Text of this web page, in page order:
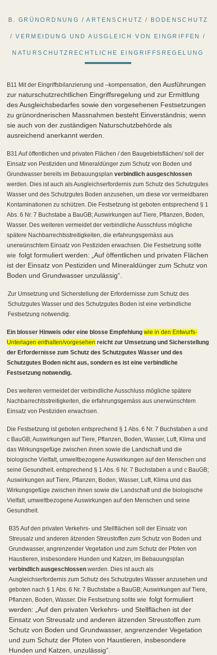
B. GRÜNORDNUNG / ARTENSCHUTZ / BODENSCHUTZ
/ VERMEIDUNG UND AUSGLEICH VON EINGRIFFEN /
NATURSCHUTZRECHTLICHE EINGRIFFSREGELUNG
B11 Mit der Eingriffsbilanzierung und –kompensation
, den Ausführungen
zur naturschutzrechtlichen Eingriffsregelung und zur Ermittlung
des Ausgleichsbedarfes sowie den vorgesehenen Festsetzungen
zu grünordnerischen Massnahmen besteht Einverständnis; wenn
sie auch von der zuständigen Naturschutzbehörde als
ausreichend anerkannt werden.
B31 Auf öffentlichen und privaten Flächen / den Baugebietsflächen/ soll der
Einsatz von Pestiziden und Mineraldünger zum Schutz von Boden und
Grundwasser bereits im Bebauungsplan verbindlich ausgeschlossen
werden. Dies ist auch als Ausgleichserfordernis zum Schutz des Schutzgutes
Wasser und des Schutzgutes Boden anzusehen, um diese vor vermeidbaren
Kontaminationen zu schützen. Die Festsetzung ist geboten entsprechend § 1
Abs. 6 Nr. 7 Buchstabe a BauGB; Auswirkungen auf Tiere, Pflanzen, Boden,
Wasser. Des weiteren vermeidet der verbindliche Ausschluss mögliche
spätere Nachbarrechtsstreitigkeiten, die erfahrungsgemäss aus
unerwünschtem Einsatz von Pestiziden erwachsen. Die Festsetzung sollte
wie folgt formuliert werden: „Auf öffentlichen und privaten Flächen
ist der Einsatz von Pestiziden und Mineraldünger zum Schutz von
Boden und Grundwasser unzulässig“.
Zur Umsetzung und Sicherstellung der Erfordernisse zum Schutz des
Schutzgutes Wasser und des Schutzgutes Boden ist eine verbindliche
Festsetzung notwendig.
Ein blosser Hinweis oder eine blosse Empfehlung wie in den Entwurfs-
Unterlagen enthalten/vorgesehen reicht zur Umsetzung und Sicherstellung
der Erfordernisse zum Schutz des Schutzgutes Wasser und des
Schutzgutes Boden nicht aus, sondern es ist eine verbindliche
Festsetzung notwendig.
Des weiteren vermeidet der verbindliche Ausschluss mögliche spätere
Nachbarrechtsstreitigkeiten, die erfahrungsgemäss aus unerwünschtem
Einsatz von Pestiziden erwachsen.
Die Festsetzung ist geboten entsprechend § 1 Abs. 6 Nr. 7 Buchstaben a und
c BauGB; Auswirkungen auf Tiere, Pflanzen, Boden, Wasser, Luft, Klima und
das Wirkungsgefüge zwischen ihnen sowie die Landschaft und die
biologische Vielfalt, umweltbezogene Auswirkungen auf den Menschen und
seine Gesundheit. entsprechend § 1 Abs. 6 Nr. 7 Buchstaben a und c BauGB;
Auswirkungen auf Tiere, Pflanzen, Boden, Wasser, Luft, Klima und das
Wirkungsgefüge zwischen ihnen sowie die Landschaft und die biologische
Vielfalt, umweltbezogene Auswirkungen auf den Menschen und seine
Gesundheit.
B35 Auf den privaten Verkehrs- und Stellflächen soll der Einsatz von
Streusalz und anderen ätzenden Streustoffen zum Schutz von Boden und
Grundwasser, angrenzender Vegetation und zum Schutz der Pfoten von
Haustieren, insbesondere Hunden und Katzen, im Bebauungsplan
verbindlich ausgeschlossen werden. Dies ist auch als
Ausgleichserfordernis zum Schutz des Schutzgutes Wasser anzusehen und
geboten nach § 1 Abs. 6 Nr. 7 Buchstabe a BauGB; Auswirkungen auf Tiere,
Pflanzen, Boden, Wasser. Die Festsetzung sollte wie folgt formuliert
werden: „Auf den privaten Verkehrs- und Stellflächen ist der
Einsatz von Streusalz und anderen ätzenden Streustoffen zum
Schutz von Boden und Grundwasser, angrenzender Vegetation
und zum Schutz der Pfoten von Haustieren, insbesondere
Hunden und Katzen, unzulässig“.